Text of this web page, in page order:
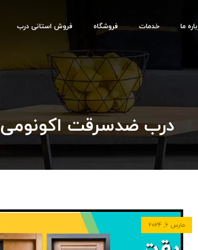
ما خدمات فروشگاه فروش استانی درب
درب ضدسرقت اکونومی
مارس ۶, ۲۰۲۴